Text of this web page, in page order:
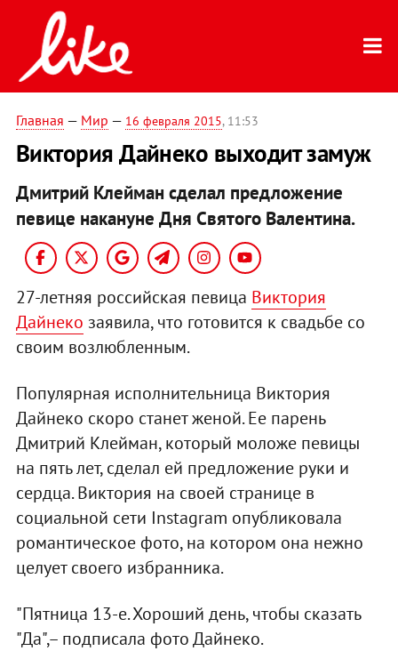
Главная — Мир — 16 февраля 2015, 11:53
Виктория Дайнеко выходит замуж
Дмитрий Клейман сделал предложение
певице накануне Дня Святого Валентина.
27-летняя российская певица Виктория
Дайнеко заявила, что готовится к свадьбе со
своим возлюбленным.
Популярная исполнительница Виктория
Дайнеко скоро станет женой. Ее парень
Дмитрий Клейман, который моложе певицы
на пять лет, сделал ей предложение руки и
сердца. Виктория на своей странице в
социальной сети Instagram опубликовала
романтическое фото, на котором она нежно
целует своего избранника.
"Пятница 13-е. Хороший день, чтобы сказать
"Да",– подписала фото Дайнеко.